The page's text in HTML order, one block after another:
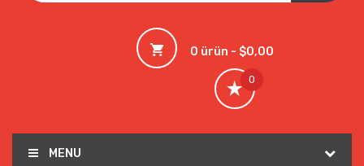
0 ürün - $0,00
0
MENU